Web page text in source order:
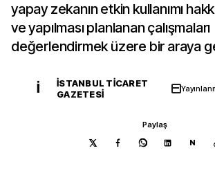
yapay zekanın etkin kullanımı
ve yapılması planlanan çalışmaları
değerlendirmek üzere bir araya
İ
İSTANBUL TICARET
GAZETESI
Paylaş
N